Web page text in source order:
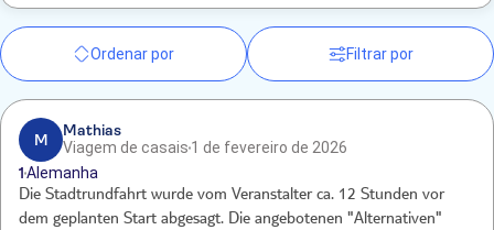
Ordenar por Filtrar por
M
Mathias
Viagem de casais 1 de fevereiro de 2026
1Alemanha
Die Stadtrundfahrt wurde vom Veranstalter ca. 12 Stunden vor
dem geplanten Start abgesagt. Die angebotenen "Alternativen"